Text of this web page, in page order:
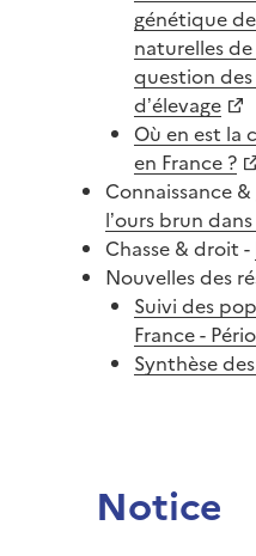
génétique
naturelles
question des
d’élevage
Où en est la
en France ?
Connaissance
l’ours brun
Chasse & droit -
Nouvelles des
Suivi des
France -
Synthèse
Notice